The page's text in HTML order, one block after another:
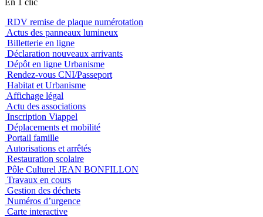
RDV remise de plaque numérotation
Actus des panneaux lumineux
Billetterie en ligne
Déclaration nouveaux arrivants
Dépôt en ligne Urbanisme
Rendez-vous CNI/Passeport
Habitat et Urbanisme
Affichage légal
Actu des associations
Inscription Viappel
Déplacements et mobilité
Portail famille
Autorisations et arrêtés
Restauration scolaire
Pôle Culturel JEAN BONFILLON
Travaux en cours
Gestion des déchets
Numéros d’urgence
Carte interactive